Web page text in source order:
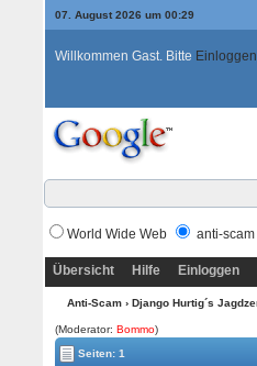
07. August 2026 um 00:29
Willkommen Gast. Bitte Einloggen
World Wide Web anti-scam
Übersicht Hilfe Einloggen
Anti-Scam› Django Hurtig´s
(Moderator:Bommo)
Seiten: 1